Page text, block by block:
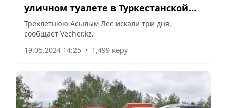
уличном туалете в Туркестанской
области
Трехлетнюю Асылым Лес искали три дня,
сообщает Vecher.kz.
19.05.2024 14:25 • 1,499 көру